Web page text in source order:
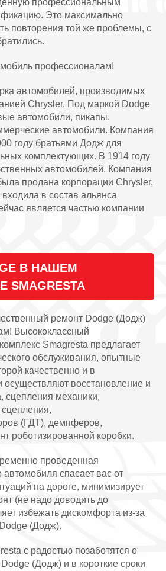
профессиональным
Это максимально
повторения той же проблемы, с
профессионалам!
автомобилей, производимых
Chrysler. Под маркой Dodge
автомобили, пикапы,
автомобили. Компания
году братьями Додж для
комплектующих. В 1914 году
автомобилей. Компания
продана корпорации Chrysler,
в состав альянса
является частью компании
В НАШЕМ
ремонт Dodge (Додж)
Высококлассный
Smagresta предлагает
обслуживания, опытные
качественно и в
восстановление и
сцепления механики,
(ГДТ), демпферов,
роботизированной коробки.
проведенная
автомобиля спасает вас от
на дороге, минимизирует
(не надо доводить до
избежать дискомфорта из-за
(Додж).
с радостью позаботятся о
(Додж) и в короткие сроки